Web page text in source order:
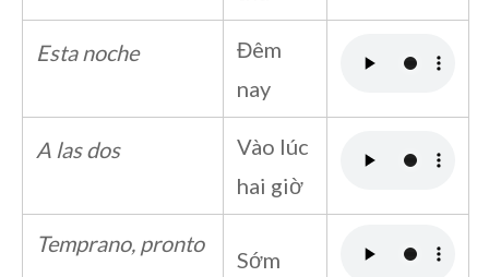
Esta noche
Đêm
nay
A las dos
Vào lúc
hai giờ
Temprano, pronto
Sớm